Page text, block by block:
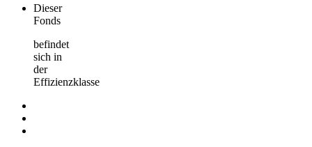
Dieser
Fonds
befindet
sich in
der
Effizienzklasse